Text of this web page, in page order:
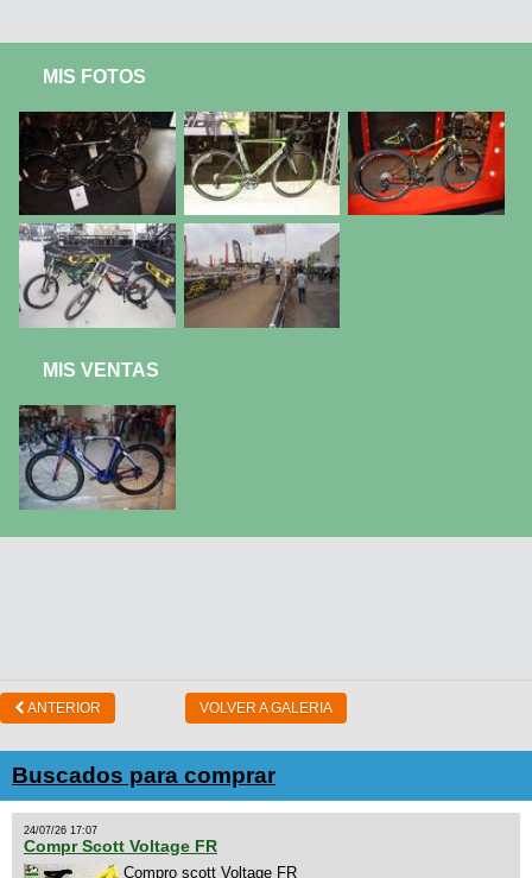
MIS FOTOS
MIS VENTAS
ANTERIOR VOLVER A GALERIA
Buscados para comprar
24/07/26 17:07
Compr Scott Voltage FR
Compro scott Voltage FR